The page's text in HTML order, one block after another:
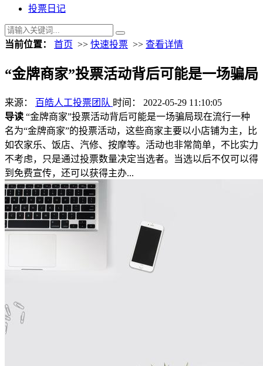
投票日记
当前位置： 首页 >> 快速投票 >> 查看详情
“金牌商家”投票活动背后可能是一场骗局
来源： 百皓人工投票团队 时间： 2022-05-29 11:10:05
导读 “金牌商家”投票活动背后可能是一场骗局现在流行一种
名为“金牌商家”的投票活动，这些商家主要以小店铺为主，比
如农家乐、饭店、汽修、按摩等。活动也非常简单，不比实力
不考虑，只是通过投票数量决定当选者。当选以后不仅可以得
到免费宣传，还可以获得主办...